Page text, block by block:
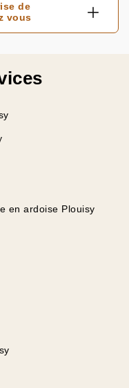
de
vous
en ardoise Plouisy